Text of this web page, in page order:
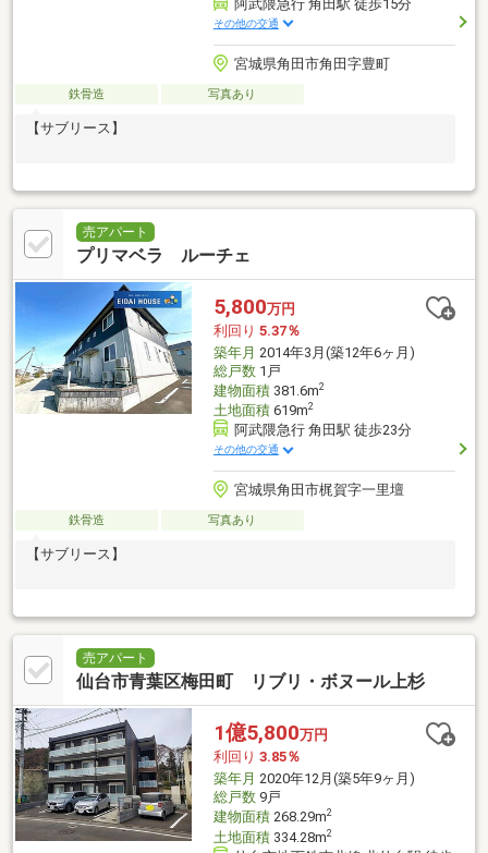
阿武隈急行 角田駅 徒歩15分
その他の交通
宮城県角田市角田字豊町
鉄骨造 写真あり
【サブリース】
売アパート
プリマベラ ルーチェ
5,800万円
利回り 5.37％
築年月 2014年3月(築12年6ヶ月)
総戸数1戸
建物面積381.6m2
土地面積619m2
阿武隈急行 角田駅 徒歩23分
その他の交通
宮城県角田市梶賀字一里壇
鉄骨造 写真あり
【サブリース】
売アパート
仙台市青葉区梅田町 リブリ・ボヌール上杉
1億5,800万円
利回り 3.85％
築年月 2020年12月(築5年9ヶ月)
総戸数9戸
建物面積268.29m2
土地面積334.28m2